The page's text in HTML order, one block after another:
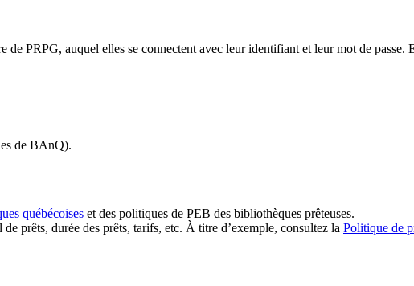
PRPG, auquel elles se connectent avec leur identifiant et leur mot de passe.
de BAnQ).
québécoises et des politiques de PEB des bibliothèques prêteuses.
prêts, durée des prêts, tarifs, etc. À titre d’exemple, consultez la Politique de